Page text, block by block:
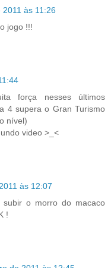
às 11:26
jogo !!!
força nesses últimos
4 supera o Gran Turismo
nível)
video >_<
às 12:07
o morro do macaco
!